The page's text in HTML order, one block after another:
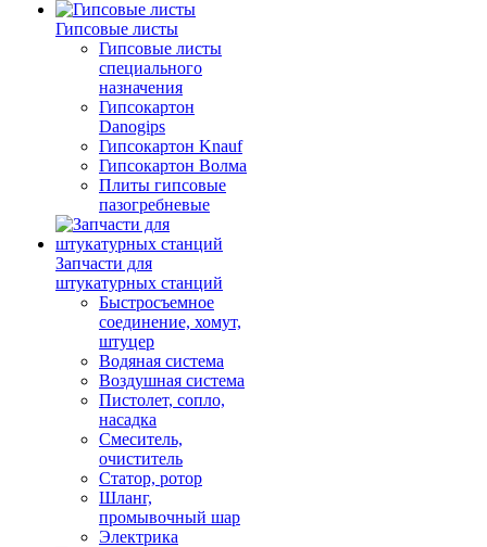
Гипсовые листы
Гипсовые листы
специального
назначения
Гипсокартон
Danogips
Гипсокартон Knauf
Гипсокартон Волма
Плиты гипсовые
пазогребневые
Запчасти для
штукатурных станций
Быстросъемное
соединение, хомут,
штуцер
Водяная система
Воздушная система
Пистолет, сопло,
насадка
Смеситель,
очиститель
Статор, ротор
Шланг,
промывочный шар
Электрика